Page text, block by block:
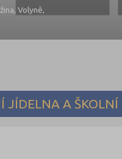
Volyně,
JÍDELNA A